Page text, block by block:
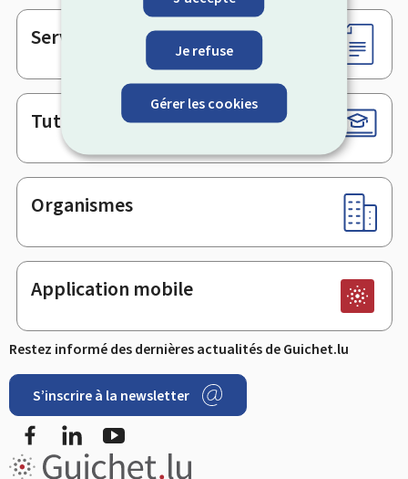
Je refuse
Gérer les cookies
page
Services en ligne & Formulaires
Tutoriels
Organismes
Application mobile
Restez informé des dernières actualités de Guichet.lu
S’inscrire à la newsletter
FacebookLinkedIn